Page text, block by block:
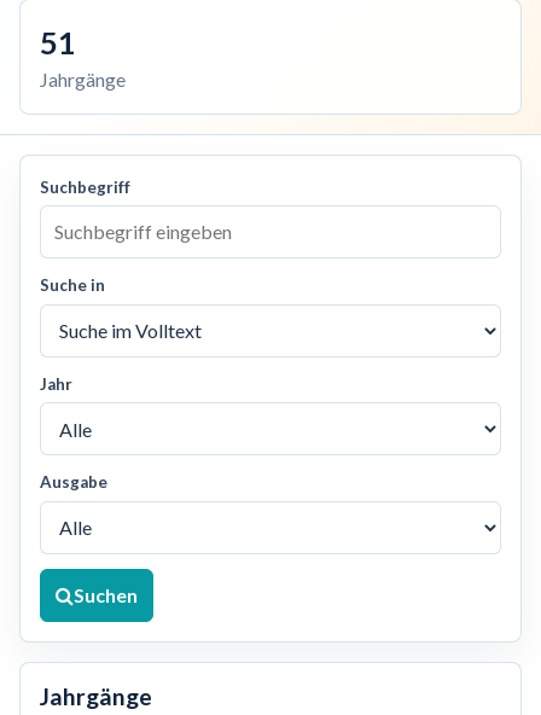
51
Jahrgänge
Suchbegriff
Suche in
Jahr
Ausgabe
Suchen
Jahrgänge